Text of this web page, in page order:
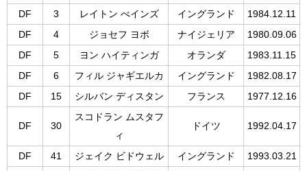
DF 3 レイトン べインズ イングランド
1984.12.11
DF
4 ジョセフ ヨボ ナイジェリア
1980.09.06
DF
5 ヨン ハイティンガ オランダ
1983.11.15
DF
6 フィル ジャギエルカ イングランド
1982.08.17
DF
15 シルバン ディスタン フランス 1977.12.16
DF 30
スコドラン ムスタフ
ィ
ドイツ 1992.04.17
DF 41 ジェイク ビドウェル イングランド 1993.03.21